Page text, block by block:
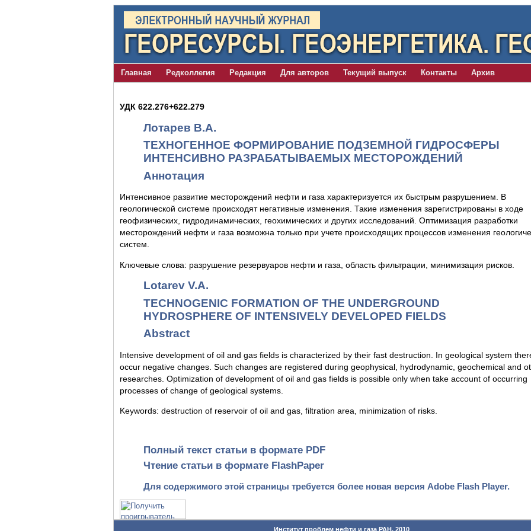
Главная Редколлегия Редакция Для авторов Текущий выпуск Контакты Архив
УДК 622.276+622.279
Лотарев В.А.
ТЕХНОГЕННОЕ ФОРМИРОВАНИЕ ПОДЗЕМНОЙ ГИДРОСФЕРЫ
ИНТЕНСИВНО РАЗРАБАТЫВАЕМЫХ МЕСТОРОЖДЕНИЙ
Аннотация
Интенсивное развитие месторождений нефти и газа характеризуется их быстрым разрушением. В
геологической системе происходят негативные изменения. Такие изменения зарегистрированы в ходе
геофизических, гидродинамических, геохимических и других исследований. Оптимизация разработки
месторождений нефти и газа возможна только при учете происходящих процессов изменения
систем.
Ключевые слова: разрушение резервуаров нефти и газа, область фильтрации, минимизация рисков.
Lotarev V.A.
TECHNOGENIC FORMATION OF THE UNDERGROUND
HYDROSPHERE OF INTENSIVELY DEVELOPED FIELDS
Abstract
Intensive development of oil and gas fields is characterized by their fast destruction. In geological system
occur negative changes. Such changes are registered during geophysical, hydrodynamic, geochemical and
researches. Optimization of development of oil and gas fields is possible only when take account of occurring
processes of change of geological systems.
Keywords: destruction of reservoir of oil and gas, filtration area, minimization of risks.
Полный текст статьи в формате PDF
Чтение статьи в формате FlashPaper
Для содержимого этой страницы требуется более новая версия Adobe Flash Player.
Институт проблем нефти и газа РАН, 2010